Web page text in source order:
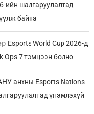
ийн шалгаруулалтад
байна
Esports World Cup 2026-д
Ops 7 тэмцээн болно
анхны Esports Nations
үнэмлэхүй